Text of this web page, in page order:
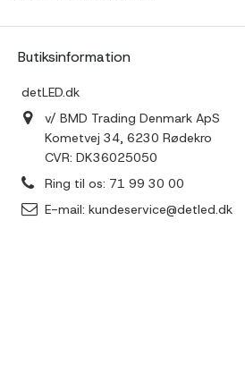
Butiksinformation
detLED.dk
v/ BMD Trading Denmark ApS
Kometvej 34, 6230 Rødekro
CVR: DK36025050
Ring til os: 71 99 30 00
E-mail: kundeservice@detled.dk